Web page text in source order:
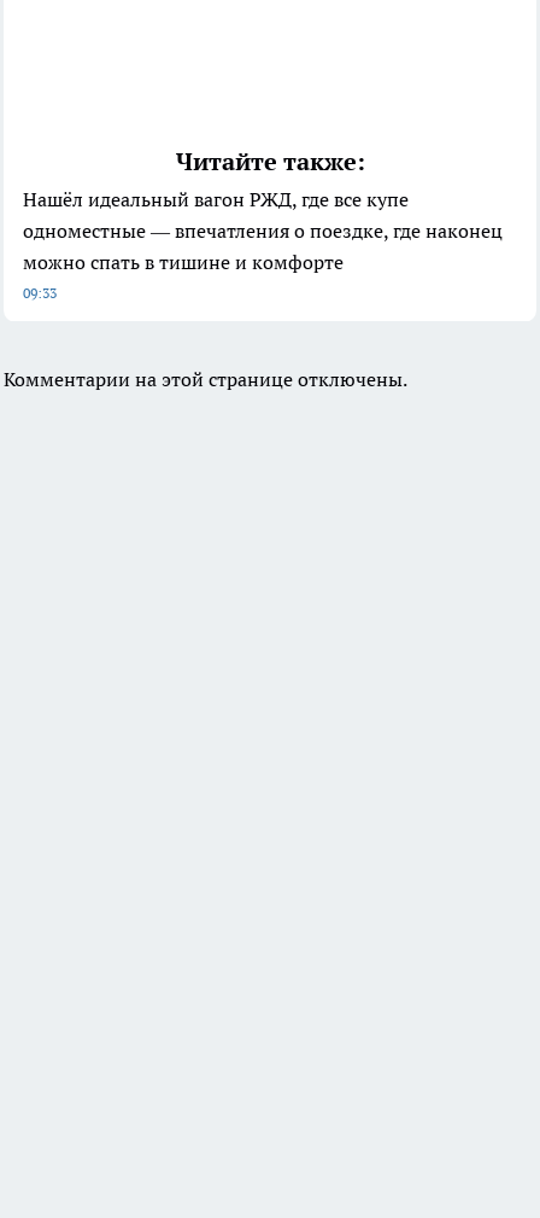
Читайте также:
Нашёл идеальный вагон РЖД, где все купе
одноместные — впечатления о поездке, где наконец
можно спать в тишине и комфорте
09:33
Комментарии на этой странице отключены.